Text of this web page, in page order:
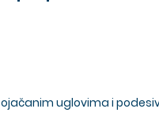
uglovima i